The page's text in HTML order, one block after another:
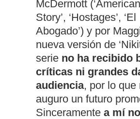
McDermott
Story’, ‘Hostages’, ‘El
Abogado’) y por
nueva versión de
serie no ha recibido
críticas ni grandes
audiencia, por lo que
auguro un futuro
Sinceramente a mí